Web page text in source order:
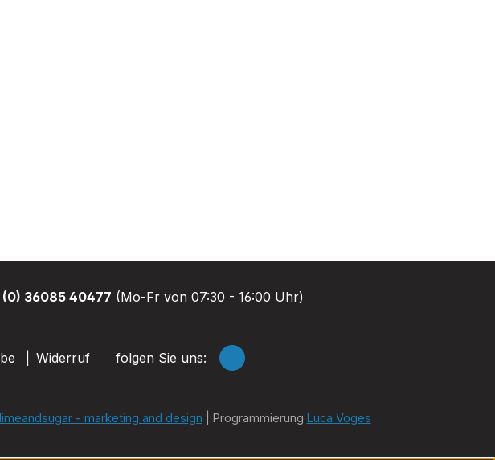
(0) 36085 40477 (Mo-Fr von 07:30 - 16:00 Uhr)
Widerruf folgen Sie uns:
limeandsugar - marketing and design | Programmierung Luca Voges